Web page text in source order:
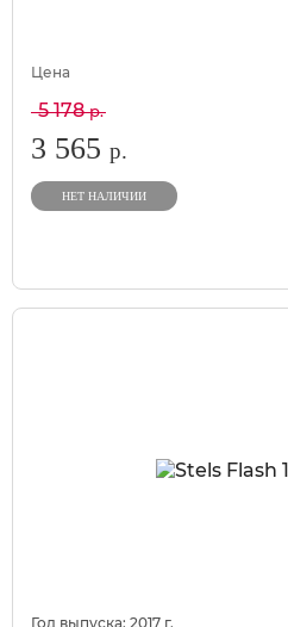
Цена
5 178р.
3 565 р.
НЕТ НАЛИЧИИ
Год выпуска: 2017 г.